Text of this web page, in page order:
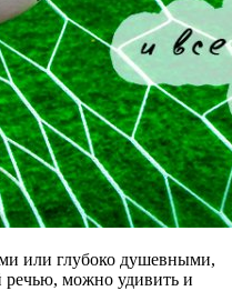
или глубоко душевными,
речью, можно удивить и